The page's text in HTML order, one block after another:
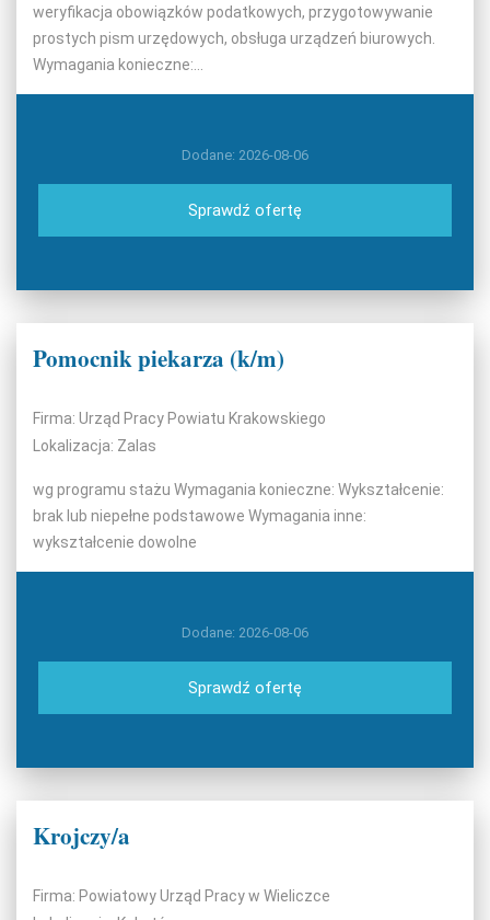
weryfikacja obowiązków podatkowych, przygotowywanie
prostych pism urzędowych, obsługa urządzeń biurowych.
Wymagania konieczne:...
Dodane: 2026-08-06
Sprawdź ofertę
Pomocnik piekarza (k/m)
Firma: Urząd Pracy Powiatu Krakowskiego
Lokalizacja: Zalas
wg programu stażu Wymagania konieczne: Wykształcenie:
brak lub niepełne podstawowe Wymagania inne:
wykształcenie dowolne
Dodane: 2026-08-06
Sprawdź ofertę
Krojczy/a
Firma: Powiatowy Urząd Pracy w Wieliczce